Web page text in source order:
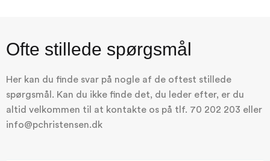
Ofte stillede spørgsmål
Her kan du finde svar på nogle af de oftest stillede
spørgsmål. Kan du ikke finde det, du leder efter, er du
altid velkommen til at kontakte os på tlf. 70 202 203 eller
info@pchristensen.dk